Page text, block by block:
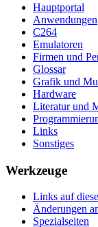
Hauptportal
Anwendungen
C264
Emulatoren
Firmen und
Glossar
Grafik und
Hardware
Literatur und
Links
Sonstiges
Werkzeuge
Links auf
Änderungen
Spezialseiten